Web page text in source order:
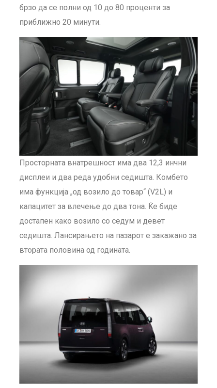
брзо да се полни од 10 до 80 проценти за
приближно 20 минути.
Просторната внатрешност има два 12,3 инчни
дисплеи и два реда удобни седишта. Комбето
има функција „од возило до товар“ (V2L) и
капацитет за влечење до два тона. Ќе биде
достапен како возило со седум и девет
седишта. Лансирањето на пазарот е закажано за
втората половина од годината.